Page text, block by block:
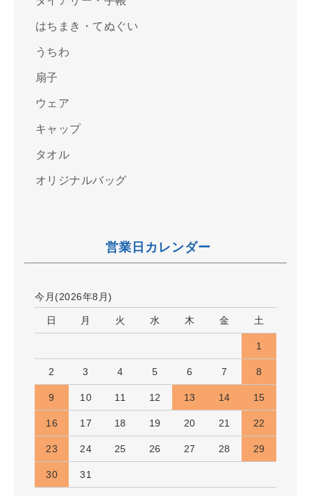
はちまき・てぬぐい
うちわ
扇子
ウェア
キャップ
タオル
オリジナルバッグ
営業日カレンダー
今月(2026年8月)
日 月 火 水 木 金 土
1
2 3 4 5 6 7 8
9 10 11 12 13 14 15
16 17 18 19 20 21 22
23 24 25 26 27 28 29
30 31